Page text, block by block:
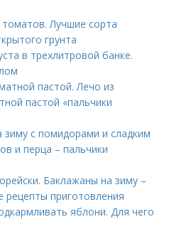
Лучшие сорта
грунта
в трехлитровой банке.
пастой. Лечо из
пастой «пальчики
с помидорами и сладким
и перца – пальчики
Баклажаны на зиму –
рецепты приготовления
яблони. Для чего